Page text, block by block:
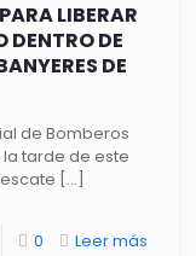
LIBERAR
DENTRO DE
DE
de Bomberos
tarde de este
[…]
0 Leer más